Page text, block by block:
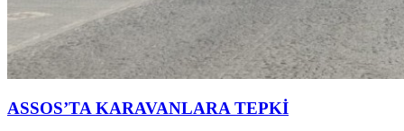
ASSOS’TA KARAVANLARA TEPKİ